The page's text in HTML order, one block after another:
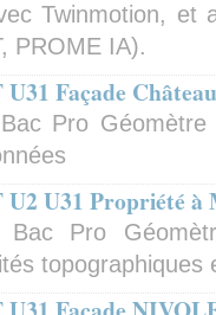
Twinmotion, et
PROME IA).
Façade
Pro
U2 U31 Propriété
Bac Pro
topographiques